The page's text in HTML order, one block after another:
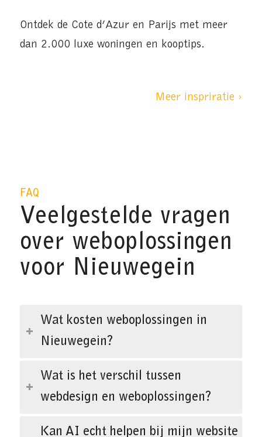
Ontdek de Cote d’Azur en Parijs met meer
dan 2.000 luxe woningen en kooptips.
Meer inspriratie ›
FAQ
Veelgestelde vragen
over weboplossingen
voor Nieuwegein
Wat kosten weboplossingen in
Nieuwegein?
Wat is het verschil tussen
webdesign en weboplossingen?
Kan AI echt helpen bij mijn website